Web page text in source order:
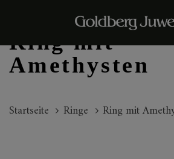
Navigation
springen
Zum
springen
Ring mit
Amethysten
Startseite Ringe Ring mit